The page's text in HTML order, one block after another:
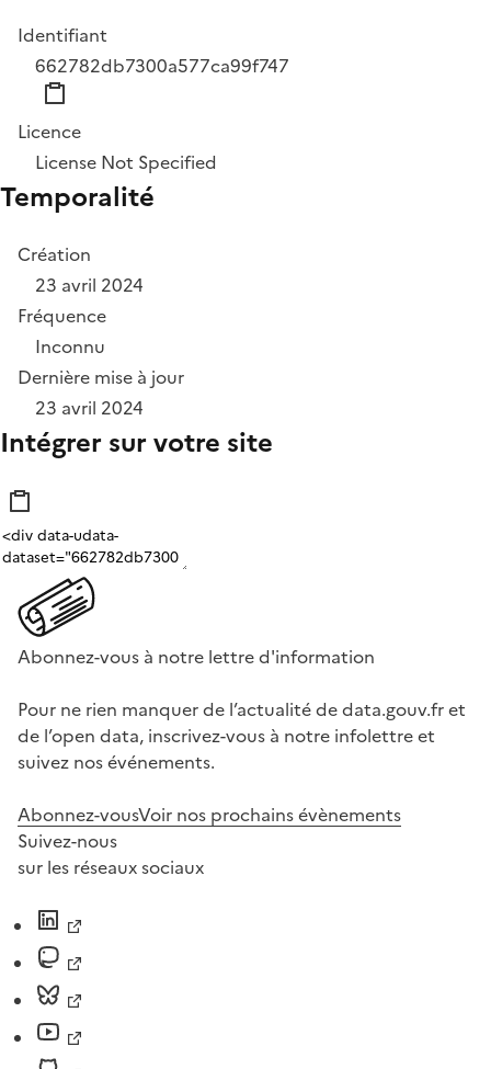
Identifiant
662782db7300a577ca99f747
Licence
License Not Specified
Temporalité
Création
23 avril 2024
Fréquence
Inconnu
Dernière mise à jour
23 avril 2024
Intégrer sur votre site
Abonnez-vous à notre lettre d'information
Pour ne rien manquer de l’actualité de data.gouv.fr et
de l’open data, inscrivez-vous à notre infolettre et
suivez nos événements.
Abonnez-vousVoir nos prochains évènements
Suivez-nous
sur les réseaux sociaux